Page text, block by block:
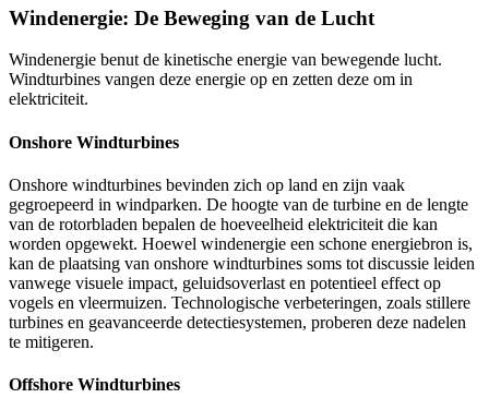
Windenergie: De Beweging van de Lucht
Windenergie benut de kinetische energie van bewegende lucht.
Windturbines vangen deze energie op en zetten deze om in
elektriciteit.
Onshore Windturbines
Onshore windturbines bevinden zich op land en zijn vaak
gegroepeerd in windparken. De hoogte van de turbine en de lengte
van de rotorbladen bepalen de hoeveelheid elektriciteit die kan
worden opgewekt. Hoewel windenergie een schone energiebron is,
kan de plaatsing van onshore windturbines soms tot discussie leiden
vanwege visuele impact, geluidsoverlast en potentieel effect op
vogels en vleermuizen. Technologische verbeteringen, zoals stillere
turbines en geavanceerde detectiesystemen, proberen deze nadelen
te mitigeren.
Offshore Windturbines